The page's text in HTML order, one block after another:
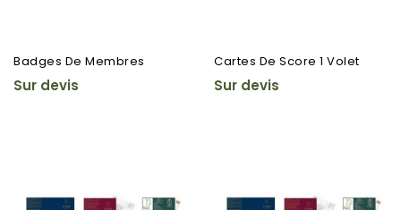
Badges De Membres
Sur devis
Cartes De Score 1 Volet
Sur devis